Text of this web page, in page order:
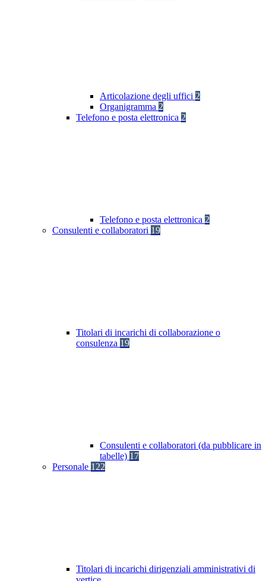
Articolazione degli uffici 2
Organigramma 2
Telefono e posta elettronica 2
Telefono e posta elettronica 2
Consulenti e collaboratori 19
Titolari di incarichi di collaborazione o
consulenza 19
Consulenti e collaboratori (da pubblicare in
tabelle) 17
Personale 122
Titolari di incarichi dirigenziali amministrativi di